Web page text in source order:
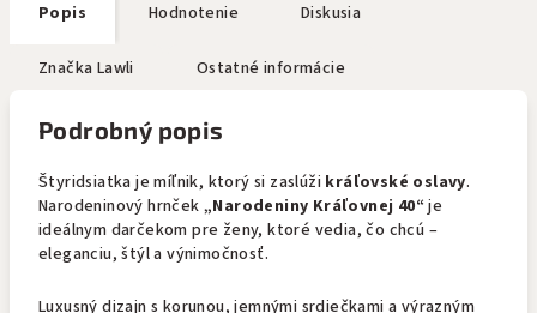
Popis Hodnotenie Diskusia
Značka Lawli Ostatné informácie
Podrobný popis
Štyridsiatka je míľnik, ktorý si zaslúži kráľovské oslavy.
Narodeninový hrnček „Narodeniny Kráľovnej 40“ je
ideálnym darčekom pre ženy, ktoré vedia, čo chcú –
eleganciu, štýl a výnimočnosť.
Luxusný dizajn s korunou, jemnými srdiečkami a výrazným